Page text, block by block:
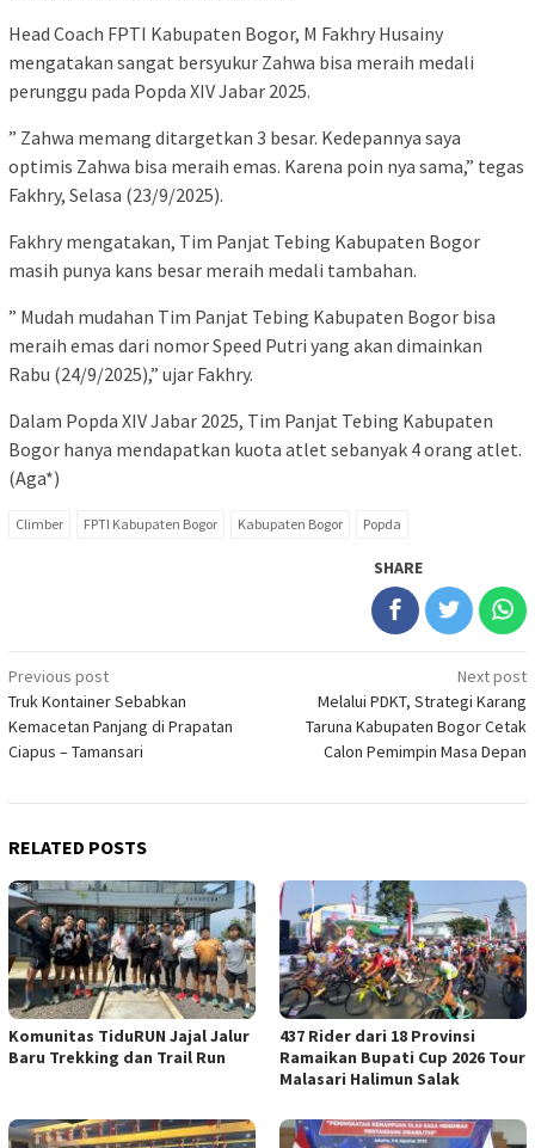
Head Coach FPTI Kabupaten Bogor, M Fakhry Husainy
mengatakan sangat bersyukur Zahwa bisa meraih medali
perunggu pada Popda XIV Jabar 2025.
” Zahwa memang ditargetkan 3 besar. Kedepannya saya
optimis Zahwa bisa meraih emas. Karena poin nya sama,” tegas
Fakhry, Selasa (23/9/2025).
Fakhry mengatakan, Tim Panjat Tebing Kabupaten Bogor
masih punya kans besar meraih medali tambahan.
” Mudah mudahan Tim Panjat Tebing Kabupaten Bogor bisa
meraih emas dari nomor Speed Putri yang akan dimainkan
Rabu (24/9/2025),” ujar Fakhry.
Dalam Popda XIV Jabar 2025, Tim Panjat Tebing Kabupaten
Bogor hanya mendapatkan kuota atlet sebanyak 4 orang atlet.
(Aga*)
Climber FPTI Kabupaten Bogor Kabupaten Bogor Popda
SHARE
Post
navigation
Previous post
Truk Kontainer Sebabkan
Kemacetan Panjang di Prapatan
Ciapus – Tamansari
Next post
Melalui PDKT, Strategi Karang
Taruna Kabupaten Bogor Cetak
Calon Pemimpin Masa Depan
RELATED POSTS
Komunitas TiduRUN Jajal Jalur
Baru Trekking dan Trail Run
437 Rider dari 18 Provinsi
Ramaikan Bupati Cup 2026 Tour
Malasari Halimun Salak